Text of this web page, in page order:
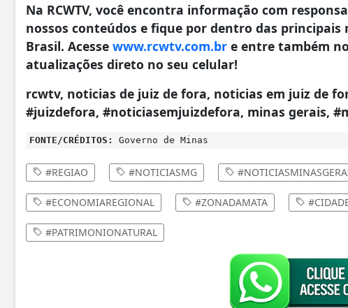
Na RCWTV, você encontra informação com
nossos conteúdos e fique por dentro das principais
Brasil. Acesse www.rcwtv.com.br e entre também
atualizações direto no seu celular!
rcwtv, noticias de juiz de fora, noticias em juiz de
#juizdefora, #noticiasemjuizdefora, minas gerais,
FONTE/CRÉDITOS: Governo de Minas
#REGIAO #NOTICIASMG
#ECONOMIAREGIONAL #ZONADAMATA
#PATRIMONIONATURAL